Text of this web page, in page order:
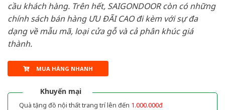
cầu khách hàng. Trên hết, SAIGONDOOR còn có những
chính sách bán hàng ƯU ĐÃI CAO đi kèm với sự đa
dạng về mẫu mã, loại cửa gỗ và cả phân khúc giá
thành.
MUA HÀNG NHANH
Khuyến mại
Quà tặng đồ nội thất trang trí lên đến 1.000.000đ